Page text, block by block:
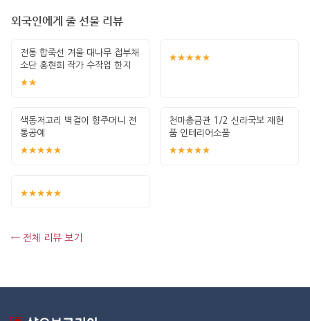
외국인에게 줄 선물 리뷰
전통 합죽선 겨울 대나무 접부채
소단 홍현희 작가 수작업 한지
그림 고급
★★
★★★★★
색동저고리 벽걸이 향주머니 전
통공예
★★★★★
천마총금관 1/2 신라국보 재현
품 인테리어소품
★★★★★
★★★★★
← 전체 리뷰 보기